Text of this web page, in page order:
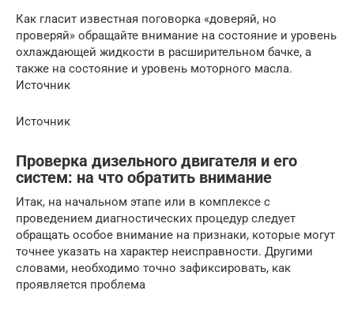
Как гласит известная поговорка «доверяй, но
проверяй» обращайте внимание на состояние и уровень
охлаждающей жидкости в расширительном бачке, а
также на состояние и уровень моторного масла.
Источник
Источник
Проверка дизельного двигателя и его
систем: на что обратить внимание
Итак, на начальном этапе или в комплексе с
проведением диагностических процедур следует
обращать особое внимание на признаки, которые могут
точнее указать на характер неисправности. Другими
словами, необходимо точно зафиксировать, как
проявляется проблема